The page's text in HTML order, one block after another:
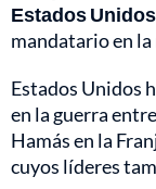
Estados
mandatario en la
Estados Unidos
en la guerra
Hamás en la
cuyos líderes